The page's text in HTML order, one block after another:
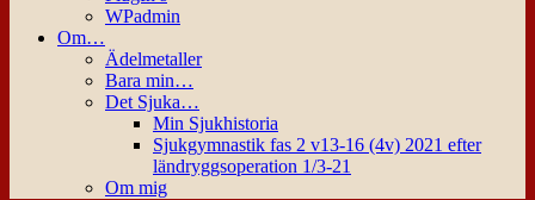
WPadmin
Om…
Ädelmetaller
Bara min…
Det Sjuka…
Min Sjukhistoria
Sjukgymnastik fas 2 v13-16 (4v) 2021 efter
ländryggsoperation 1/3-21
Om mig